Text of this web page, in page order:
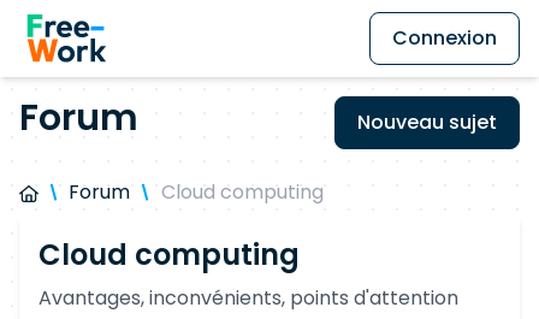
Connexion
Forum Nouveau sujet
Forum Cloud computing
Cloud computing
Avantages, inconvénients, points d'attention